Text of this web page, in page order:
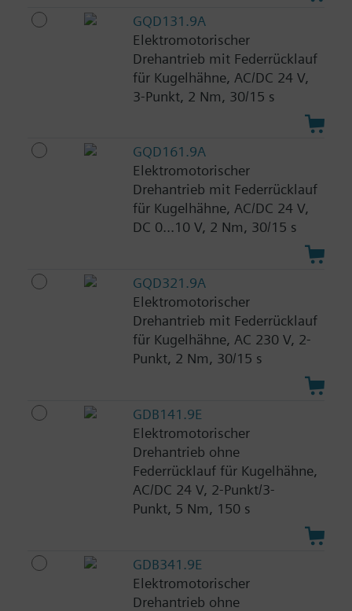
GQD131.9A
Elektromotorischer
Drehantrieb mit Federrücklauf
für Kugelhähne, AC/DC 24 V,
3-Punkt, 2 Nm, 30/15 s
GQD161.9A
Elektromotorischer
Drehantrieb mit Federrücklauf
für Kugelhähne, AC/DC 24 V,
DC 0...10 V, 2 Nm, 30/15 s
GQD321.9A
Elektromotorischer
Drehantrieb mit Federrücklauf
für Kugelhähne, AC 230 V, 2-
Punkt, 2 Nm, 30/15 s
GDB141.9E
Elektromotorischer
Drehantrieb ohne
Federrücklauf für Kugelhähne,
AC/DC 24 V, 2-Punkt/3-
Punkt, 5 Nm, 150 s
GDB341.9E
Elektromotorischer
Drehantrieb ohne